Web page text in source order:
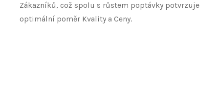
Zákazníků, což spolu s růstem poptávky potvrzuje
optimální poměr Kvality a Ceny.